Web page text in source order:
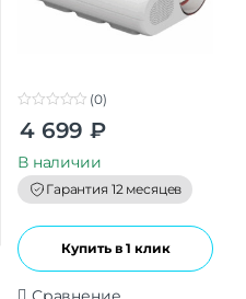
o
t
o
f
5
(0)
4 699 ₽
В наличии
Гарантия 12 месяцев
Купить в 1 клик